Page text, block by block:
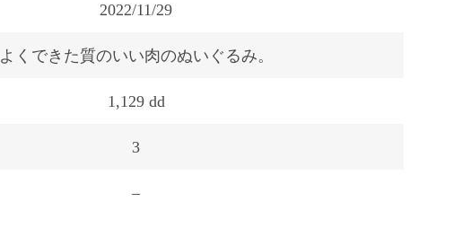
2022/11/29
よくできた質のいい肉のぬいぐるみ。
1,129 dd
3
–